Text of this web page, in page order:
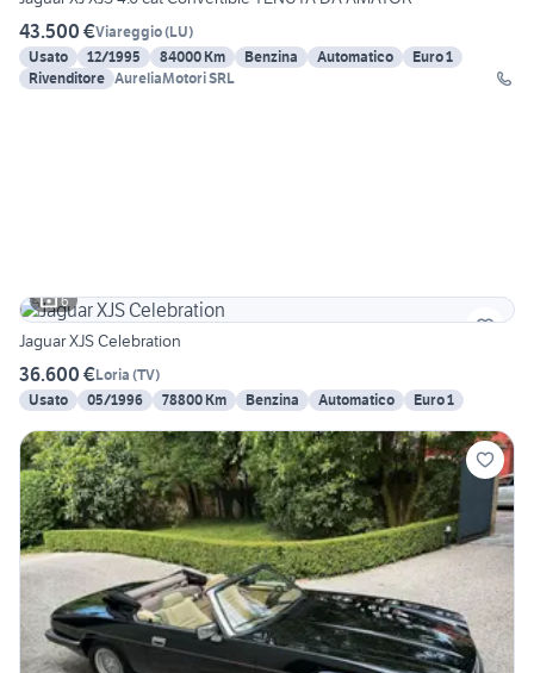
43.500 €Viareggio(LU)
Usato
12/1995 84000 Km Benzina Automatico
Euro 1
Rivenditore AureliaMotori SRL
6
Jaguar XJS Celebration
36.600 €Loria (TV)
Usato
05/1996 78800 Km Benzina Automatico Euro 1